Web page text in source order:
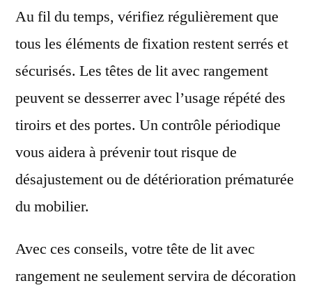
Au fil du temps, vérifiez régulièrement que
tous les éléments de fixation restent serrés et
sécurisés. Les têtes de lit avec rangement
peuvent se desserrer avec l’usage répété des
tiroirs et des portes. Un contrôle périodique
vous aidera à prévenir tout risque de
désajustement ou de détérioration prématurée
du mobilier.
Avec ces conseils, votre tête de lit avec
rangement ne seulement servira de décoration